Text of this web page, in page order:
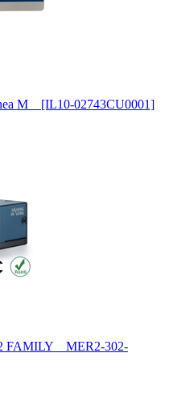
M [IL10-02743CU0001]
FAMILY MER2-302-